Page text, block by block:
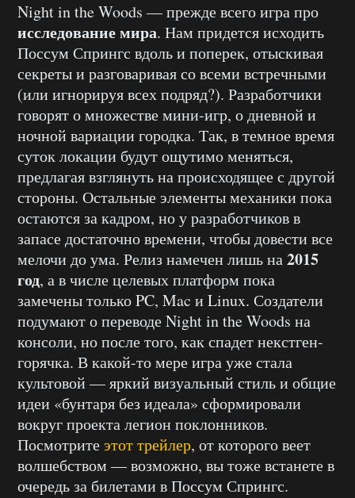
Night in the Woods — прежде всего игра про
исследование мира. Нам придется исходить
Поссум Спрингс вдоль и поперек, отыскивая
секреты и разговаривая со всеми встречными
(или игнорируя всех подряд?). Разработчики
говорят о множестве мини-игр, о дневной и
ночной вариации городка. Так, в темное время
суток локации будут ощутимо меняться,
предлагая взглянуть на происходящее с другой
стороны. Остальные элементы механики пока
остаются за кадром, но у разработчиков в
запасе достаточно времени, чтобы довести все
мелочи до ума. Релиз намечен лишь на2015
год, а в числе целевых платформ пока
замечены только PC, Mac и Linux. Создатели
подумают о переводе Night in the Woods на
консоли, но после того, как спадет некстген-
горячка. В какой-то мере игра уже стала
культовой — яркий визуальный стиль и общие
идеи «бунтаря без идеала» сформировали
вокруг проекта легион поклонников.
Посмотритеэтот трейлер, от которого веет
волшебством — возможно, вы тоже встанете в
очередь за билетами в Поссум Спрингс.